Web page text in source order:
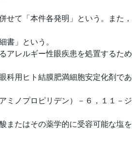
せて「本件各発明」という。また，
書」という。
アレルギー性眼疾患を処置するため
科用ヒト結膜肥満細胞安定化剤であ
ミノプロピリデン）－６，１１－ジ
またはその薬学的に受容可能な塩を